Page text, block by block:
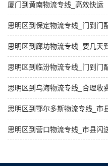
厦门到黄南物流专线_高效快运
思明区到保定物流专线_门到门
思明区到廊坊物流专线_要几天
思明区到临汾物流专线_门到门
思明区到乌海物流专线_合理收
思明区到鄂尔多斯物流专线_市
思明区到营口物流专线_市县闪